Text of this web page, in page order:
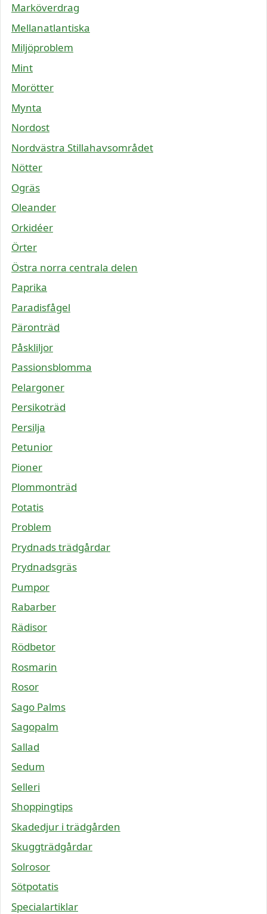
Marköverdrag
Mellanatlantiska
Miljöproblem
Mint
Morötter
Mynta
Nordost
Nordvästra Stillahavsområdet
Nötter
Ogräs
Oleander
Orkidéer
Örter
Östra norra centrala delen
Paprika
Paradisfågel
Päronträd
Påskliljor
Passionsblomma
Pelargoner
Persikoträd
Persilja
Petunior
Pioner
Plommonträd
Potatis
Problem
Prydnads trädgårdar
Prydnadsgräs
Pumpor
Rabarber
Rädisor
Rödbetor
Rosmarin
Rosor
Sago Palms
Sagopalm
Sallad
Sedum
Selleri
Shoppingtips
Skadedjur i trädgården
Skuggträdgårdar
Solrosor
Sötpotatis
Specialartiklar